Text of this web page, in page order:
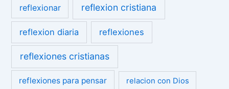
reflexionar reflexion cristiana
reflexion diaria reflexiones
reflexiones cristianas
reflexiones para pensar relacion con Dios